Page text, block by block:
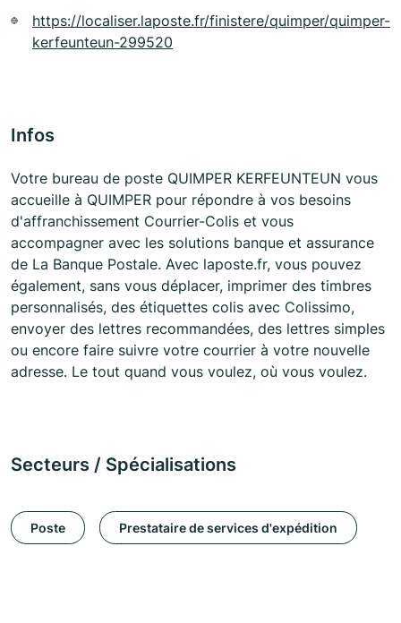
https://localiser.laposte.fr/finistere/quimper/quimper-
kerfeunteun-299520
Infos
Votre bureau de poste QUIMPER KERFEUNTEUN vous
accueille à QUIMPER pour répondre à vos besoins
d'affranchissement Courrier-Colis et vous
accompagner avec les solutions banque et assurance
de La Banque Postale. Avec laposte.fr, vous pouvez
également, sans vous déplacer, imprimer des timbres
personnalisés, des étiquettes colis avec Colissimo,
envoyer des lettres recommandées, des lettres simples
ou encore faire suivre votre courrier à votre nouvelle
adresse. Le tout quand vous voulez, où vous voulez.
Secteurs / Spécialisations
Poste Prestataire de services d'expédition